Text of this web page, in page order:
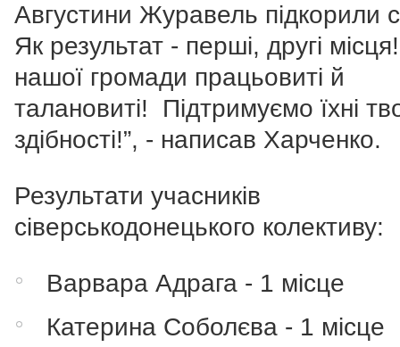
Августини Журавель підкорили
Як результат - перші, другі
нашої громади працьовиті й
талановиті! Підтримуємо їхні
здібності!”, - написав Харченко.
Результати учасників
сіверськодонецького колективу:
Варвара Адрага - 1 місце
Катерина Соболєва - 1 місце